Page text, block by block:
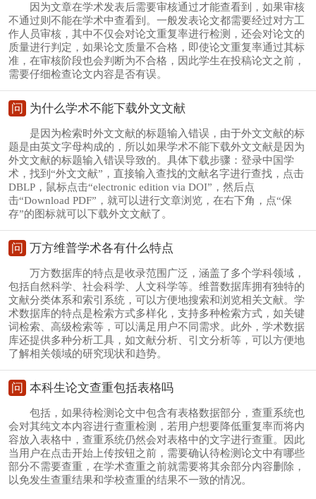
因为文章在学术发表后需要审核通过才能查看到，如果审核
不通过则不能在学术中查看到。一般发表论文都需要经过对方工
作人员审核，其中不仅会对论文重复率进行检测，还会对论文的
质量进行判定，如果论文质量不合格，即使论文重复率通过其标
准，在审核阶段也会判断为不合格，因此学生在投稿论文之前，
需要仔细检查论文内容是否有误。
问 为什么学术不能下载外文文献
是因为检索时外文文献的标题输入错误，由于外文文献的标
题是由英文字母构成的，所以如果学术不能下载外文文献是因为
外文文献的标题输入错误导致的。具体下载步骤：登录中国学
术，找到“外文文献”，直接输入查找的文献名字进行查找，点击
DBLP，鼠标点击“electronic edition via DOI”，然后点
击“Download PDF”，就可以进行文章浏览，在右下角，点“保
存”的图标就可以下载外文文献了。
问 万方维普学术各有什么特点
万方数据库的特点是收录范围广泛，涵盖了多个学科领域，
包括自然科学、社会科学、人文科学等。维普数据库拥有独特的
文献分类体系和索引系统，可以方便地搜索和浏览相关文献。学
术数据库的特点是检索方式多样化，支持多种检索方式，如关键
词检索、高级检索等，可以满足用户不同需求。此外，学术数据
库还提供多种分析工具，如文献分析、引文分析等，可以方便地
了解相关领域的研究现状和趋势。
问 本科生论文查重包括表格吗
包括，如果待检测论文中包含有表格数据部分，查重系统也
会对其纯文本内容进行查重检测，若用户想要降低重复率而将内
容放入表格中，查重系统仍然会对表格中的文字进行查重。因此
当用户在点击开始上传按钮之前，需要确认待检测论文中有哪些
部分不需要查重，在学术查重之前就需要将其余部分内容删除，
以免发生查重结果和学校查重的结果不一致的情况。